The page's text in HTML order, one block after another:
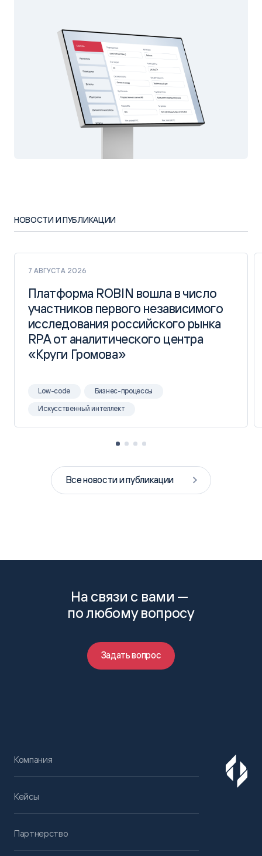
НОВОСТИ И ПУБЛИКАЦИИ
7 АВГУСТА 2026
Платформа ROBIN вошла в число
участников первого независимого
исследования российского рынка
RPA от аналитического центра
«Круги Громова»
Платформа ROBIN вошла в число
участников первого независимого
исследования российского рынка
RPA от аналитического центра
«Круги Громова»
Low-code Бизнес-процессы
Искусственный интеллект
Все новости и публикации
На связи с вами —
по любому вопросу
Задать вопрос
Компания
Кейсы
Партнерство